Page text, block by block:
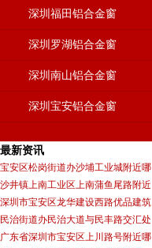
深圳福田铝合金窗
深圳罗湖铝合金窗
深圳南山铝合金窗
深圳宝安铝合金窗
最新资讯
宝安区松岗街道办沙埔工业城附近哪
沙井镇上南工业区上南蒲鱼尾路附近
深圳市宝安区龙华建设西路优品建筑
民治街道办民治大道与民丰路交汇处
广东省深圳市宝安区上川路号附近哪